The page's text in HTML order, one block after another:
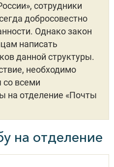
сотрудники
добросовестно
Однако закон
написать
данной структуры.
необходимо
со всеми
на отделение «Почты
на отделение